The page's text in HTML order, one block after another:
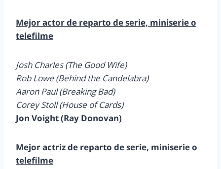
Mejor actor de reparto de serie, miniserie o
telefilme
Josh Charles (The Good Wife)
Rob Lowe (Behind the Candelabra)
Aaron Paul (Breaking Bad)
Corey Stoll (House of Cards)
Jon Voight (Ray Donovan)
Mejor actriz de reparto de serie, miniserie o
telefilme